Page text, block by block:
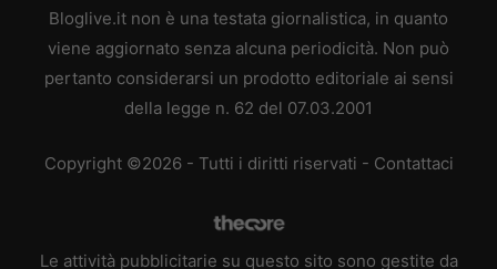
Bloglive.it non è una testata giornalistica, in quanto
viene aggiornato senza alcuna periodicità. Non può
pertanto considerarsi un prodotto editoriale ai sensi
della legge n. 62 del 07.03.2001
Copyright ©2026 - Tutti i diritti riservati - Contattaci
Le attività pubblicitarie su questo sito sono gestite da